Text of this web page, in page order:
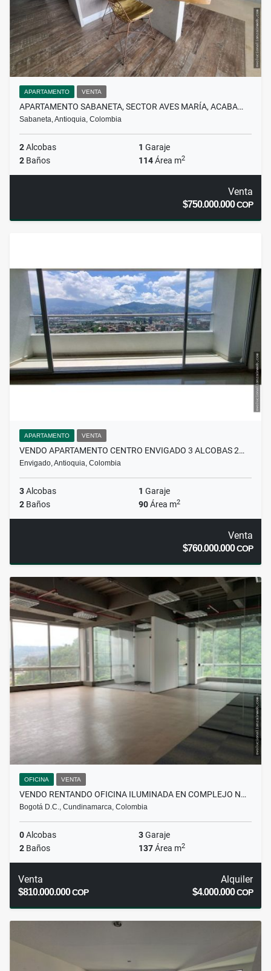
APARTAMENTO VENTA
APARTAMENTO SABANETA, SECTOR AVES MARÍA, ACABA…
Sabaneta, Antioquia, Colombia
2Alcobas 1 Garaje
2 Baños 114Área m2
Venta
$750.000.000COP
APARTAMENTO VENTA
VENDO APARTAMENTO CENTRO ENVIGADO 3 ALCOBAS 2…
Envigado, Antioquia, Colombia
3Alcobas 1 Garaje
2 Baños 90Área m2
Venta
$760.000.000COP
OFICINA VENTA
VENDO RENTANDO OFICINA ILUMINADA EN COMPLEJO N…
Bogotá D.C., Cundinamarca, Colombia
0Alcobas 3Garaje
2 Baños 137Área m2
Venta
$810.000.000COP
Alquiler
$4.000.000COP